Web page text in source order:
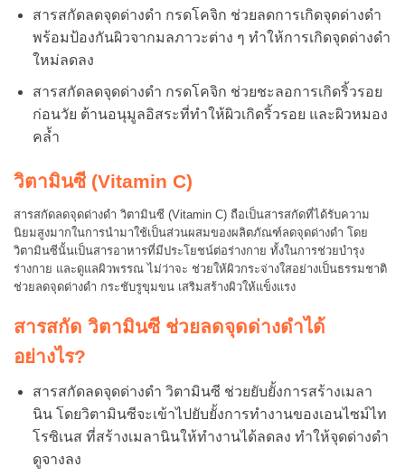
สารสกัดลดจุดด่างดำ กรดโคจิก ช่วยลดการเกิดจุดด่างดำ
พร้อมป้องกันผิวจากมลภาวะต่าง ๆ ทำให้การเกิดจุดด่างดำ
ใหม่ลดลง
สารสกัดลดจุดด่างดำ กรดโคจิก ช่วยชะลอการเกิดริ้วรอย
ก่อนวัย ต้านอนุมูลอิสระที่ทำให้ผิวเกิดริ้วรอย และผิวหมอง
คล้ำ
วิตามินซี (Vitamin C)
สารสกัดลดจุดด่างดำ วิตามินซี (Vitamin C) ถือเป็นสารสกัดที่ได้รับความ
นิยมสูงมากในการนำมาใช้เป็นส่วนผสมของผลิตภัณฑ์ลดจุดด่างดำ โดย
วิตามินซีนั้นเป็นสารอาหารที่มีประโยชน์ต่อร่างกาย ทั้งในการช่วยบำรุง
ร่างกาย และดูแลผิวพรรณ ไม่ว่าจะ ช่วยให้ผิวกระจ่างใสอย่างเป็นธรรมชาติ
ช่วยลดจุดด่างดำ กระชับรูขุมขน เสริมสร้างผิวให้แข็งแรง
สารสกัด วิตามินซี ช่วยลดจุดด่างดำได้
อย่างไร?
สารสกัดลดจุดด่างดำ วิตามินซี ช่วยยับยั้งการสร้างเมลา
นิน โดยวิตามินซีจะเข้าไปยับยั้งการทำงานของเอนไซม์ไท
โรซิเนส ที่สร้างเมลานินให้ทำงานได้ลดลง ทำให้จุดด่างดำ
ดูจางลง